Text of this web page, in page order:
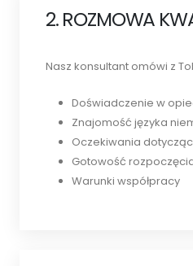
2. ROZMOWA
Nasz konsultant omówi z
Doświadczenie w
Znajomość języka
Oczekiwania
Gotowość
Warunki współpracy